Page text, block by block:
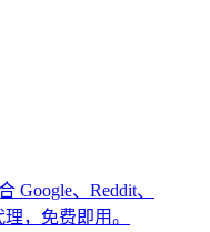
Google、Reddit、
，免费即用。